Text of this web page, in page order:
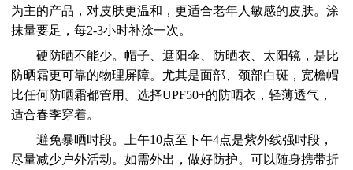
为主的产品，对皮肤更温和，更适合老年人敏感的皮肤。涂
抹量要足，每2-3小时补涂一次。
硬防晒不能少。帽子、遮阳伞、防晒衣、太阳镜，是比
防晒霜更可靠的物理屏障。尤其是面部、颈部白斑，宽檐帽
比任何防晒霜都管用。选择UPF50+的防晒衣，轻薄透气，
适合春季穿着。
避免暴晒时段。上午10点至下午4点是紫外线强时段，
尽量减少户外活动。如需外出，做好防护。可以随身携带折